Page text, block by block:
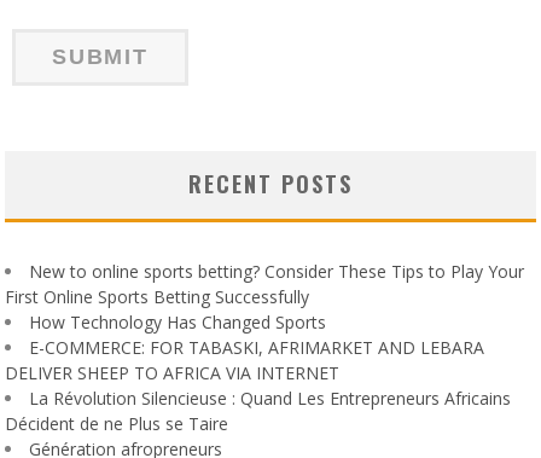
RECENT POSTS
New to online sports betting? Consider These Tips to Play Your
First Online Sports Betting Successfully
How Technology Has Changed Sports
E-COMMERCE: FOR TABASKI, AFRIMARKET AND LEBARA
DELIVER SHEEP TO AFRICA VIA INTERNET
La Révolution Silencieuse : Quand Les Entrepreneurs Africains
Décident de ne Plus se Taire
Génération afropreneurs